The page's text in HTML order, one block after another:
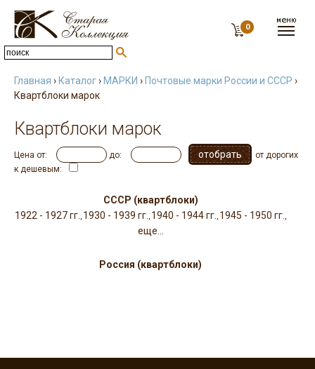
0
Главная › Каталог› МАРКИ › Почтовые марки России и СССР ›
Квартблоки марок
Квартблоки марок
Цена от: до:
от дорогих
к дешевым:
СССР (квартблоки)
1922 - 1927 гг., 1930 - 1939 гг., 1940 - 1944 гг., 1945 - 1950 гг.,
еще...
Россия (квартблоки)